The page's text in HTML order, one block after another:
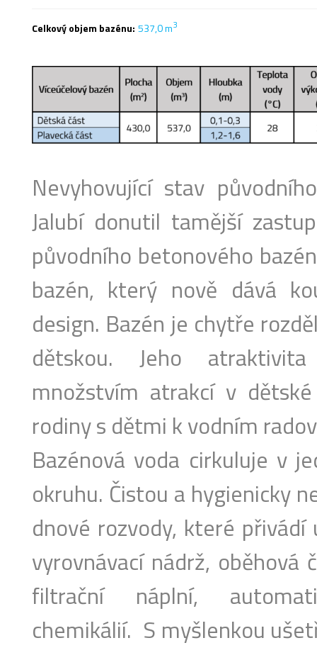
Celkový objem bazénu: 537,0 m3
Nevyhovující stav
Jalubí donutil tamější
původního betonového
bazén, který nově dává
design. Bazén je chytře
dětskou. Jeho
množstvím atrakcí v
rodiny s dětmi k vodním
Bazénová voda cirkuluje v
okruhu. Čistou a hygienicky
dnové rozvody, které
vyrovnávací nádrž,
filtrační náplní,
chemikálií. S myšlenkou